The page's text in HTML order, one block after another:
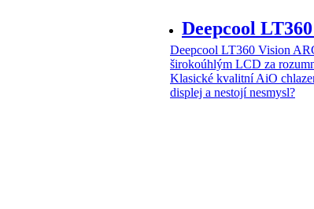
Deepcool
Deepcool LT360 Vision
širokoúhlým LCD za
Klasické kvalitní AiO
displej a nestojí nesmysl?